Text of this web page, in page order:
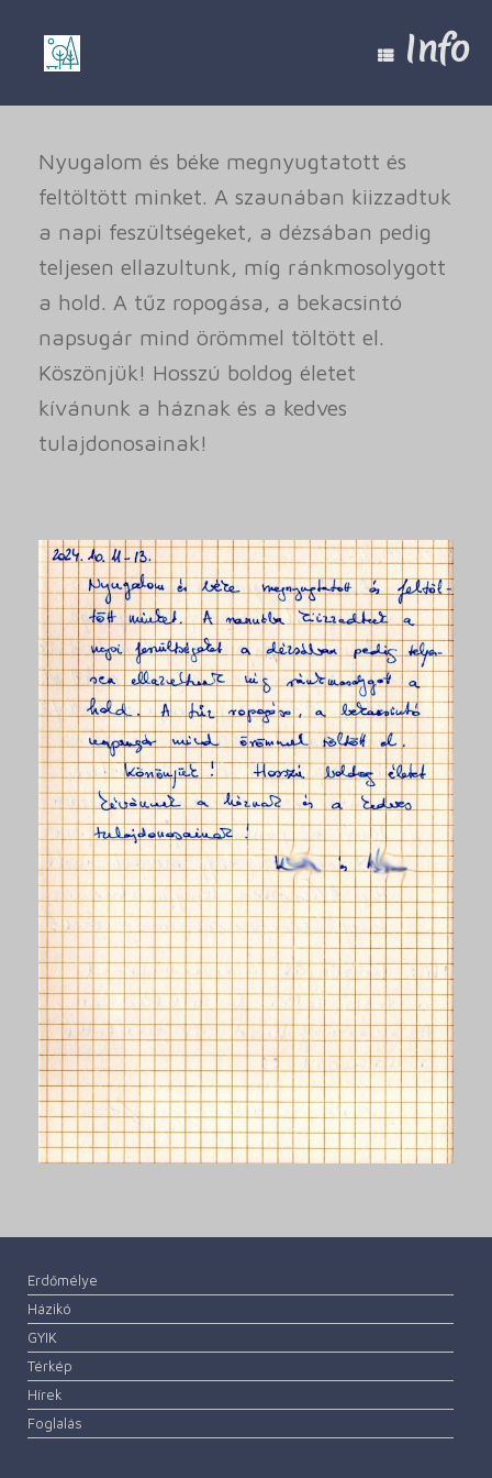
Info
Nyugalom és béke megnyugtatott és
feltöltött minket. A szaunában kiizzadtuk
a napi feszültségeket, a dézsában pedig
teljesen ellazultunk, míg ránkmosolygott
a hold. A tűz ropogása, a bekacsintó
napsugár mind örömmel töltött el.
Köszönjük! Hosszú boldog életet
kívánunk a háznak és a kedves
tulajdonosainak!
Erdőmélye
Házikó
GYIK
Térkép
Hírek
Foglalás